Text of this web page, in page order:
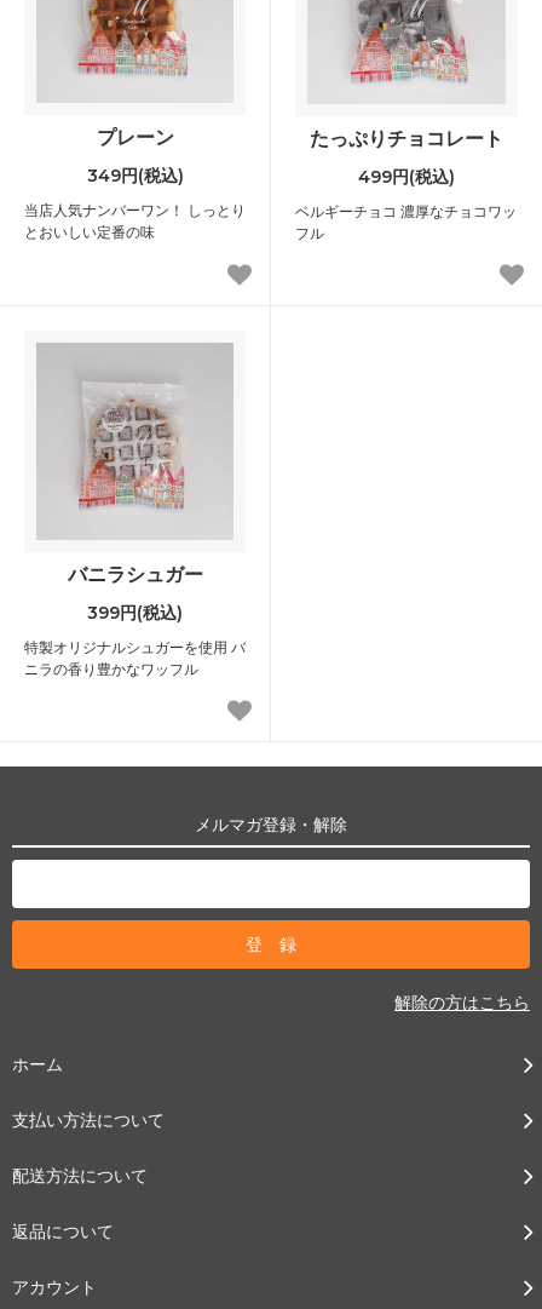
プレーン
349円(税込)
当店人気ナンバーワン！ しっとり
とおいしい定番の味
たっぷりチョコレート
499円(税込)
ベルギーチョコ 濃厚なチョコワッ
フル
バニラシュガー
399円(税込)
特製オリジナルシュガーを使用 バ
ニラの香り豊かなワッフル
メルマガ登録・解除
解除の方はこちら
ホーム
支払い方法について
配送方法について
返品について
アカウント